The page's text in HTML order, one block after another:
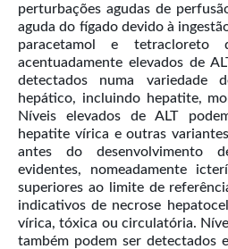
perturbações agudas de
aguda do fígado devido à
paracetamol e tetracloreto
acentuadamente elevados de
detectados numa variedade
hepático, incluindo hepatite,
Níveis elevados de ALT
hepatite vírica e outras
antes do desenvolvimento
evidentes, nomeadamente
superiores ao limite de
indicativos de necrose
vírica, tóxica ou circulatória.
também podem ser detectados